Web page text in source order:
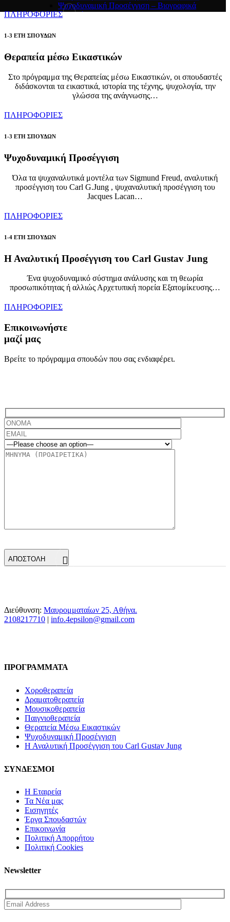
Ψυχοδυναμική Προσέγγιση – Βιογραφικά
Αποφοίτων
ΣΕΜΙΝΑΡΙΑ
Σεμινάριο Χοροθεραπείας “Η Εσωτερική μου Θεά”
Your Authentic Self”
Σεμινάριο Χοροθεραπείας “Εσωτερική συνάντηση με
τη σκιά μας”
“Θεραπεύοντας το εσωτερικό μου παιδί”
Σεμινάριο “Το παιδί – η καρδιά μας”
ΠΛΗΡΟΦΟΡΙΕΣ
1-3 ΕΤΗ ΣΠΟΥΔΩΝ
Θεραπεία μέσω Εικαστικών
Στο πρόγραμμα της Θεραπείας μέσω Εικαστικών, οι σπουδαστές
διδάσκονται τα εικαστικά, ιστορία της τέχνης, ψυχολογία, την
γλώσσα της ανάγνωσης…
ΠΛΗΡΟΦΟΡΙΕΣ
1-3 ΕΤΗ ΣΠΟΥΔΩΝ
Ψυχοδυναμική Προσέγγιση
Όλα τα ψυχαναλυτικά μοντέλα των Sigmund Freud, αναλυτική
προσέγγιση του Carl G.Jung , ψυχαναλυτική προσέγγιση του
Jacques Lacan…
ΠΛΗΡΟΦΟΡΙΕΣ
1-4 ΕΤΗ ΣΠΟΥΔΩΝ
Η Αναλυτική Προσέγγιση του Carl Gustav Jung
Ένα ψυχοδυναμικό σύστημα ανάλυσης και τη θεωρία
προσωπικότητας ή αλλιώς Αρχετυπική πορεία Εξατομίκευσης…
ΠΛΗΡΟΦΟΡΙΕΣ
Επικοινωνήστε
μαζί μας
Βρείτε το πρόγραμμα σπουδών που σας ενδιαφέρει.
ΑΠΟΣΤΟΛΗ
Διεύθυνση: Μαυρομματαίων 25, Αθήνα.
2108217710 ​ | info.4epsilon@gmail.com
ΠΡΟΓΡΑΜΜΑΤΑ
Χοροθεραπεία
Δραματοθεραπεία
Μουσικοθεραπεία
Παιγνιοθεραπεία
Θεραπεία Μέσω Εικαστικών
Ψυχοδυναμική Προσέγγιση
Η Αναλυτική Προσέγγιση του Carl Gustav Jung
ΣΥΝΔΕΣΜΟΙ
Η Εταιρεία
Τα Νέα μας
Εισηγητές
Έργα Σπουδαστών
Επικοινωνία
Πολιτική Απορρήτου
Πολιτική Cookies
Newsletter